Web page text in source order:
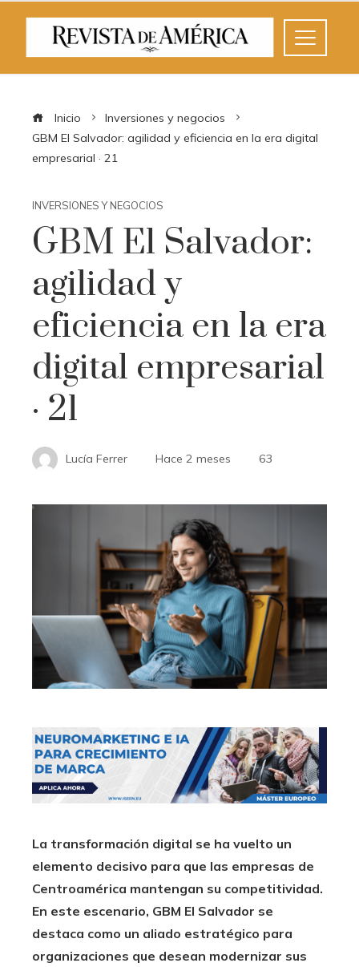
Inicio
Inversiones y negocios
GBM El Salvador: agilidad y eficiencia en la era digital
empresarial · 21
INVERSIONES Y NEGOCIOS
GBM El Salvador:
agilidad y
eficiencia en la era
digital empresarial
· 21
Lucía Ferrer Hace 2 meses 63
La transformación digital se ha vuelto un
elemento decisivo para que las empresas de
Centroamérica mantengan su competitividad.
En este escenario, GBM El Salvador se
destaca como un aliado estratégico para
organizaciones que desean modernizar sus